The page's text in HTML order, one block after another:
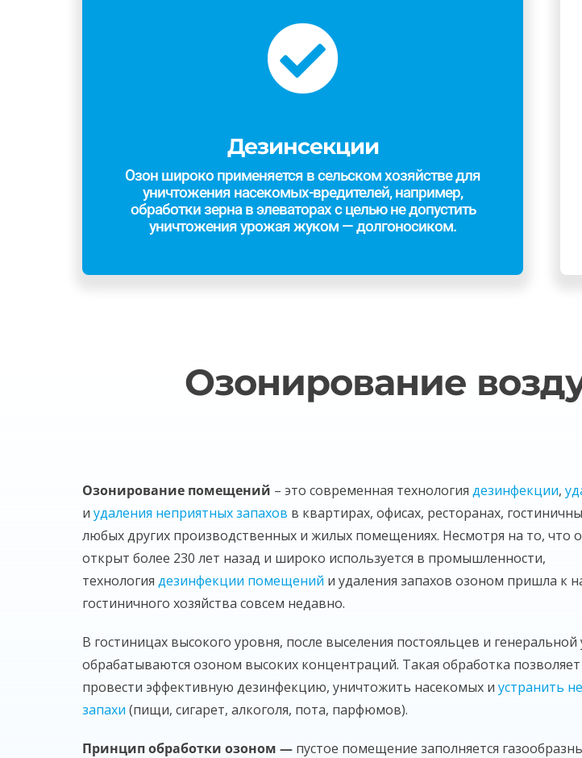
Дезинсекции
Озон широко применяется в сельском хозяйстве для
уничтожения насекомых-вредителей, например,
обработки зерна в элеваторах с целью не допустить
уничтожения урожая жуком — долгоносиком.
Озонирование
Озонирование помещений – это современная технология дезинфекции,
и удаления неприятных запахов в квартирах, офисах, ресторанах,
любых других производственных и жилых помещениях. Несмотря на то, что
открыт более 230 лет назад и широко используется в промышленности,
технология дезинфекции помещений и удаления запахов озоном пришла к
гостиничного хозяйства совсем недавно.
В гостиницах высокого уровня, после выселения постояльцев и
обрабатываются озоном высоких концентраций. Такая обработка
провести эффективную дезинфекцию, уничтожить насекомых и устранить
запахи (пищи, сигарет, алкоголя, пота, парфюмов).
Принцип обработки озоном —пустое помещение заполняется